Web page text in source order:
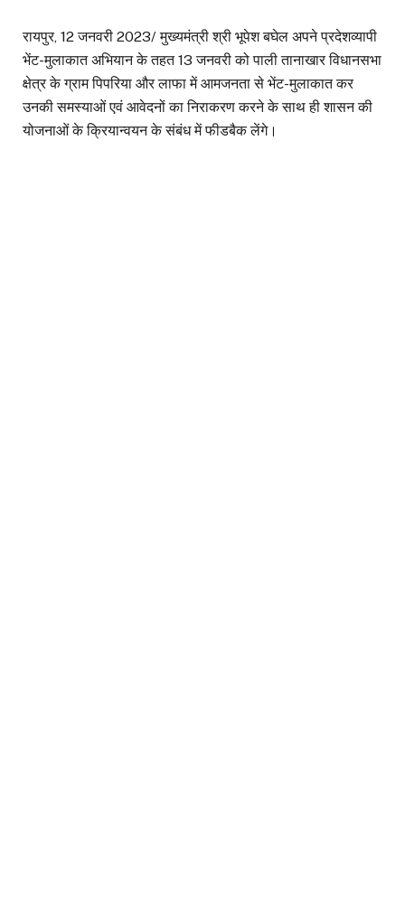
रायपुर, 12 जनवरी 2023/ मुख्यमंत्री श्री भूपेश बघेल अपने प्रदेशव्यापी
भेंट-मुलाकात अभियान के तहत 13 जनवरी को पाली तानाखार विधानसभा
क्षेत्र के ग्राम पिपरिया और लाफा में आमजनता से भेंट-मुलाकात कर
उनकी समस्याओं एवं आवेदनों का निराकरण करने के साथ ही शासन की
योजनाओं के क्रियान्वयन के संबंध में फीडबैक लेंगे।